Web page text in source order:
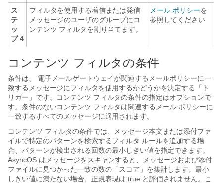
ス
テ
ッ
プ 4
フィルタを使用する着信または発信
メッセージのユーザのグループにコ
ンテンツ フィルタを割り当てます。
メール ポリシーを
参照してください
コンテンツ フィルタの条件
条件は、 電子メールゲートウェイが関連するメールポリシーに一
致するメッセージにフィルタを使用するかどうかを決定する「ト
リガー」です。コンテンツ フィルタの条件の指定はオプションで
す。条件のないコンテンツ フィルタは関連するメール ポリシーに
一致するすべてのメッセージに適用されます。
コンテンツ フィルタの条件では、メッセージ本文または添付ファ
イルで特定のパターンを検索するフィルタ ルールを追加する場
合、パターンが検出される回数の最小しきい値を指定できます。
AsyncOS はメッセージをスキャンすると、メッセージおよび添付
ファイルに見つかった一致の数の「スコア」を集計します。最小
しきい値に満たない場合、正規表現は true と評価されません。こ